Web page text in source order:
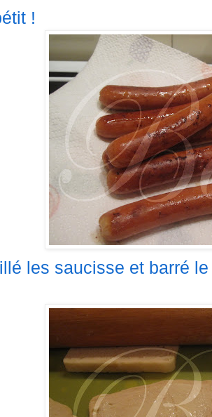
!
les saucisse et barré